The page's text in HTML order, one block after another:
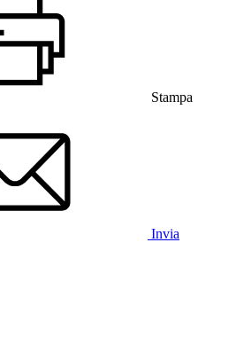
Stampa
Invia